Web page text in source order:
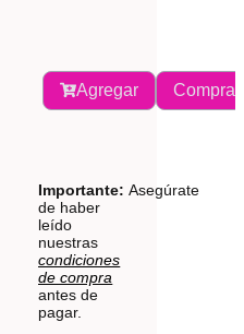
Agregar Comprar
Importante: Asegúrate
de haber
leído
nuestras
condiciones
de compra
antes de
pagar.